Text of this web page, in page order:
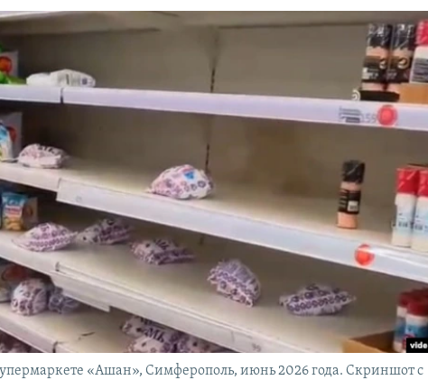
«Ашан», Симферополь, июнь 2026 года. Скриншот с